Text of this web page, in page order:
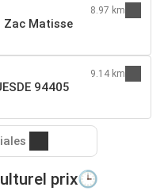
Zac Matisse
8.97 km
94405
9.14 km
prix🕒